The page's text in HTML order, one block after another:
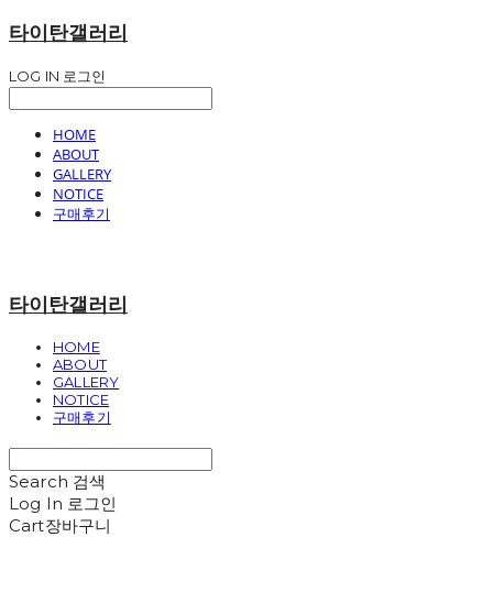
타이탄갤러리
LOG IN 로그인
HOME
ABOUT
GALLERY
NOTICE
구매후기
타이탄갤러리
HOME
ABOUT
GALLERY
NOTICE
구매후기
Search 검색
Log In 로그인
Cart장바구니